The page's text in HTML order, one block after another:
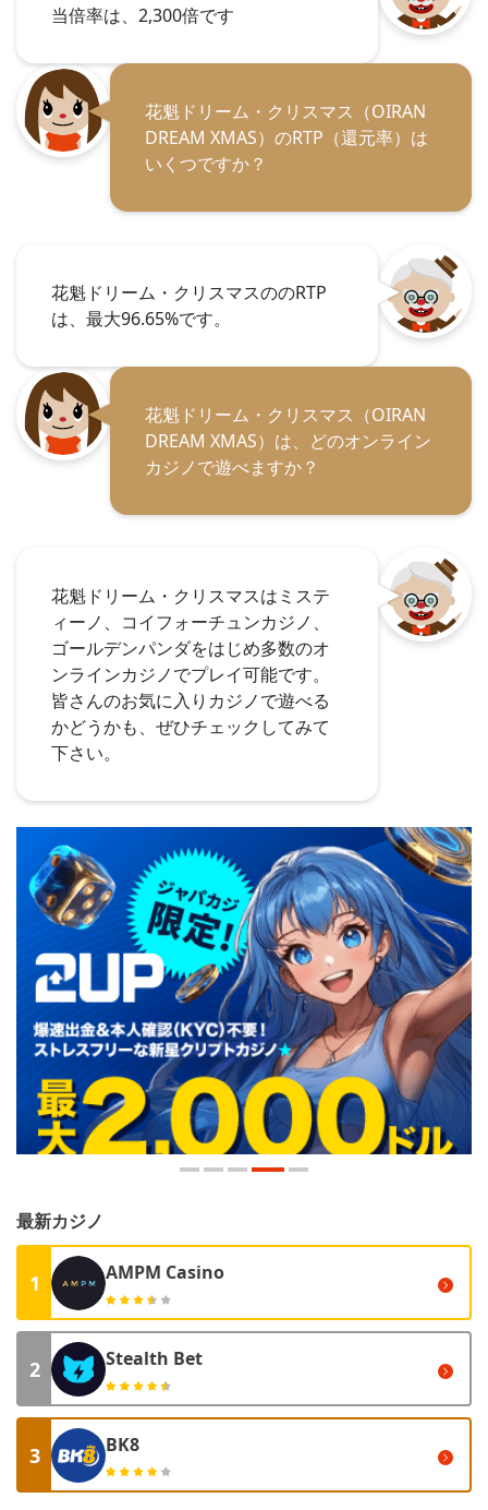
当倍率は、2,300倍です
花魁ドリーム・クリスマス（OIRAN
DREAM XMAS）のRTP（還元率）は
いくつですか？
花魁ドリーム・クリスマスののRTP
は、最大96.65%です。
花魁ドリーム・クリスマス（OIRAN
DREAM XMAS）は、どのオンライン
カジノで遊べますか？
花魁ドリーム・クリスマスはミステ
ィーノ、コイフォーチュンカジノ、
ゴールデンパンダをはじめ多数のオ
ンラインカジノでプレイ可能です。
皆さんのお気に入りカジノで遊べる
かどうかも、ぜひチェックしてみて
下さい。
最新カジノ
1 AMPM Casino
2 Stealth Bet
3 BK8